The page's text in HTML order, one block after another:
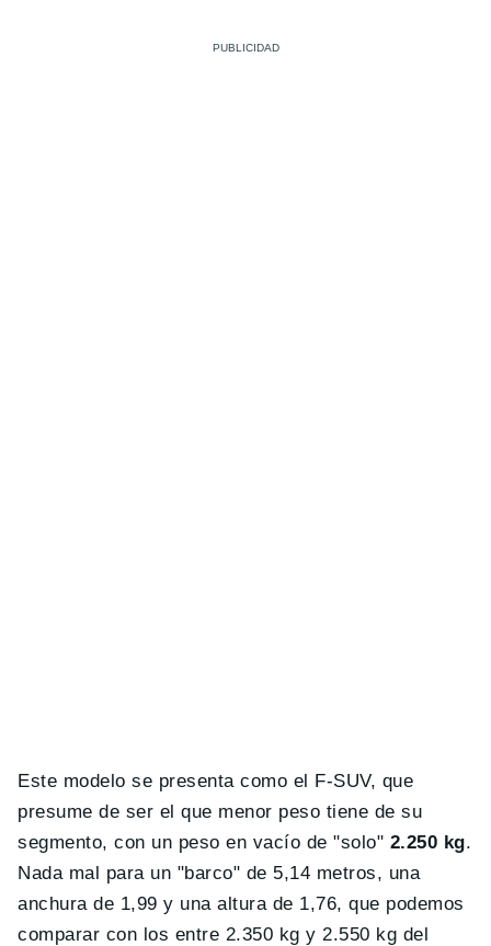
Este modelo se presenta como el F-SUV, que
presume de ser el que menor peso tiene de su
segmento, con un peso en vacío de "solo" 2.250 kg.
Nada mal para un "barco" de 5,14 metros, una
anchura de 1,99 y una altura de 1,76, que podemos
comparar con los entre 2.350 kg y 2.550 kg del